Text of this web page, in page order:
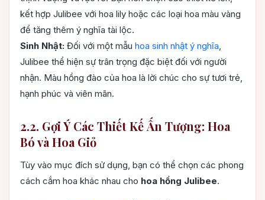
kết hợp Julibee với hoa lily hoặc các loại hoa màu vàng
để tăng thêm ý nghĩa tài lộc.
Sinh Nhật: Đối với một mẫu hoa sinh nhật ý nghĩa,
Julibee thể hiện sự trân trọng đặc biệt đối với người
nhận. Màu hồng đào của hoa là lời chúc cho sự tươi trẻ,
hạnh phúc và viên mãn.
2.2. Gợi Ý Các Thiết Kế Ấn Tượng: Hoa
Bó và Hoa Giỏ
Tùy vào mục đích sử dụng, bạn có thể chọn các phong
cách cắm hoa khác nhau cho hoa hồng Julibee.